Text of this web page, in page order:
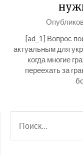
[ad_1] Вопрос
актуальным для
когда многие
переехать за